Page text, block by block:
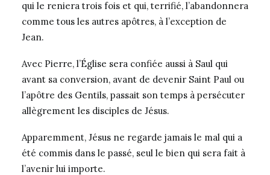
qui le reniera trois fois et qui, terrifié, l’abandonnera
comme tous les autres apôtres, à l’exception de
Jean.
Avec Pierre, l’Église sera confiée aussi à Saul qui
avant sa conversion, avant de devenir Saint Paul ou
l’apôtre des Gentils, passait son temps à persécuter
allègrement les disciples de Jésus.
Apparemment, Jésus ne regarde jamais le mal qui a
été commis dans le passé, seul le bien qui sera fait à
l’avenir lui importe.